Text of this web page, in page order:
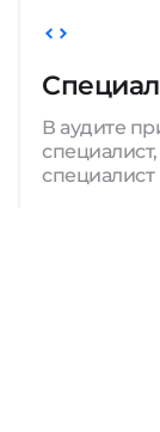
В аудите
специалист